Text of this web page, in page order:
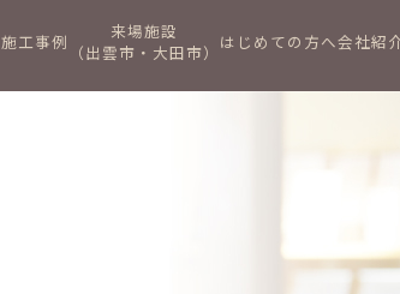
施工事例
来場施設
（出雲市・大田市） はじめての方へ会社紹